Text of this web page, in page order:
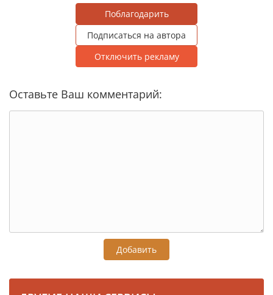
Поблагодарить
Подписаться на автора
Отключить рекламу
Оставьте Ваш комментарий:
Добавить